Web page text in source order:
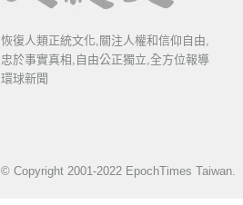
恢復人類正統文化,關注人權和信仰自由,
忠於事實真相,自由公正獨立,全方位報導
環球新聞
© Copyright 2001-2022 EpochTimes Taiwan.